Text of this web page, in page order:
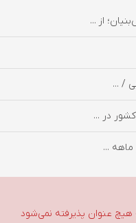
از ...
در ...
هیچ عنوان پذیرفته نمی‌شود